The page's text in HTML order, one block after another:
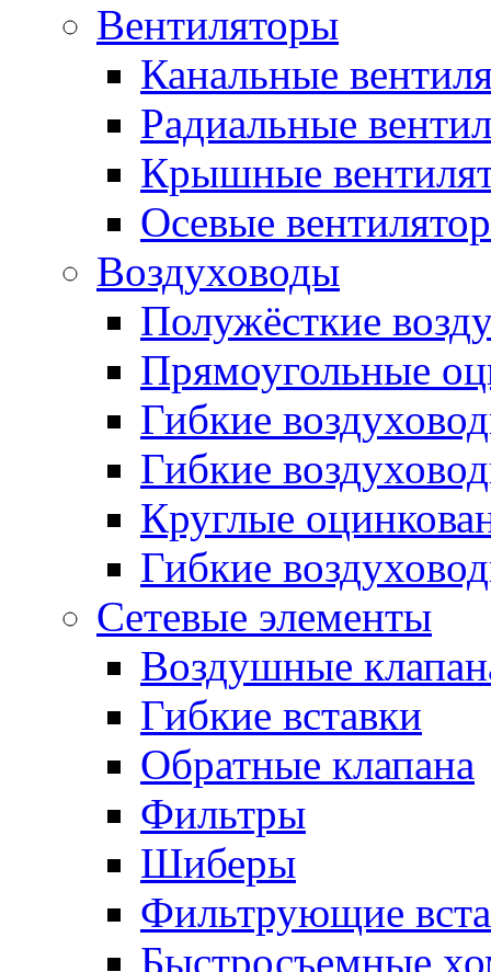
Вентиляторы
Канальные
Радиальные
Крышные
Осевые
Воздуховоды
Полужёсткие
Прямоугольные
Гибкие
Гибкие
Круглые
Гибкие
Сетевые элементы
Воздушные
Гибкие вставки
Обратные клапана
Фильтры
Шиберы
Фильтрующие
Быстросъемные